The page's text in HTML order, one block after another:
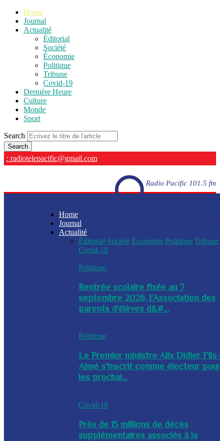
Home
Journal
Actualité
Éditorial
Société
Économie
Politique
Tribune
Covid-19
Dernière Heure
Culture
Monde
Sport
Search
: radiotelepacific@gmail.com
Radio Pacific 101.5 fm
Home
Journal
Actualité
Éditorial Société Économie Politique Tribune
Covid-19
Politique
Rentrée scolaire fixée au 7
septembre 2026, l’Association des
parents d’élèves d&#...
Politique
Le Premier ministre Alix Didier Fils-
Aimé s'inscrit comme électeur
les prochai...
Covid-19
Près de 15 millions de décès
supplémentaires associés à la